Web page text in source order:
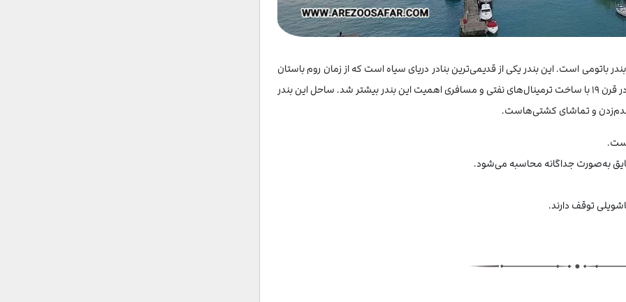
بندر باتومی است. این بندر یکی از قدیمی‌ترین بنادر دریای سیاه است که از زمان روم باستان
تا امروز نقش مهمی در تجارت و جابه‌جایی مسافران داشته است. در قرن ۱۹ با ساخت ترمینال‌های نفتی و مسافری اهمیت این بندر بیشتر شد. ساحل این بندر
قدم‌زدن و تماشای کشتی‌هاست.
به‌صورت جداگانه محاسبه می‌شود.
توقف دارند.